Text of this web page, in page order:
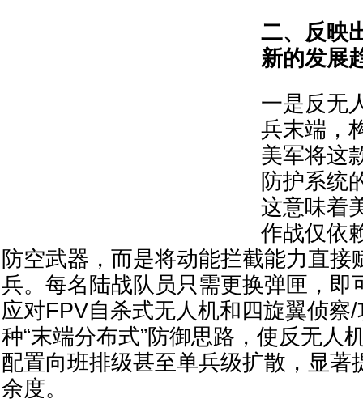
二、反映
新的发展
一是反无
兵末端，
美军将这
防护系统
这意味着
作战仅依
防空武器，而是将动能拦截能力直接
兵。每名陆战队员只需更换弹匣，即
应对FPV自杀式无人机和四旋翼侦察
种“末端分布式”防御思路，使反无人
配置向班排级甚至单兵级扩散，显著
余度。